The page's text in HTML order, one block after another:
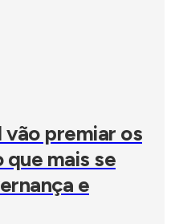
vão premiar os
mais se
e